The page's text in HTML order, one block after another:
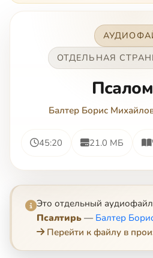
ОТДЕЛЬНАЯ
Балтер Борис
45:20 21.0 МБ
Это отдельный
Псалтирь — Балтер
Перейти к файлу в